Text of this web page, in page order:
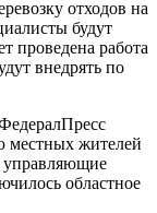
отходов на
будут
проведена работа
внедрять по
местных жителей
управляющие
областное